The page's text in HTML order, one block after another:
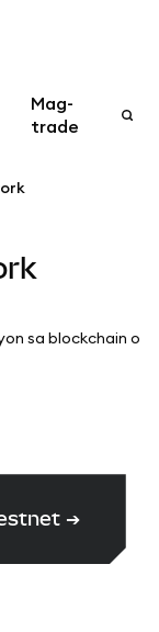
Mag-
trade
sa blockchain o
➔